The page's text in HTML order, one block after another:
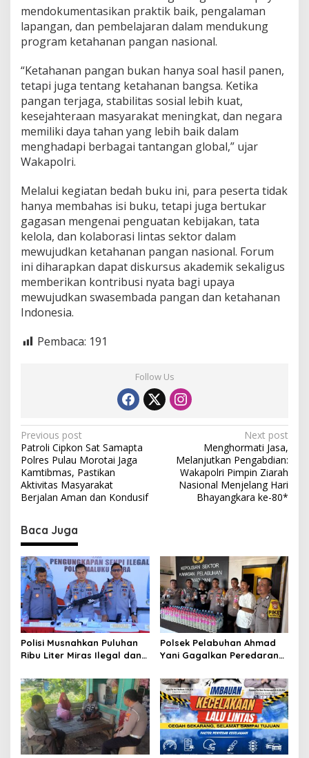
mendokumentasikan praktik baik, pengalaman
lapangan, dan pembelajaran dalam mendukung
program ketahanan pangan nasional.
“Ketahanan pangan bukan hanya soal hasil panen,
tetapi juga tentang ketahanan bangsa. Ketika
pangan terjaga, stabilitas sosial lebih kuat,
kesejahteraan masyarakat meningkat, dan negara
memiliki daya tahan yang lebih baik dalam
menghadapi berbagai tantangan global,” ujar
Wakapolri.
Melalui kegiatan bedah buku ini, para peserta tidak
hanya membahas isi buku, tetapi juga bertukar
gagasan mengenai penguatan kebijakan, tata
kelola, dan kolaborasi lintas sektor dalam
mewujudkan ketahanan pangan nasional. Forum
ini diharapkan dapat diskursus akademik sekaligus
memberikan kontribusi nyata bagi upaya
mewujudkan swasembada pangan dan ketahanan
Indonesia.
Pembaca: 191
Follow Us
P
o
s
t
a
v
i
g
a
t
i
n
Previous post
Patroli Cipkon Sat Samapta
Polres Pulau Morotai Jaga
Kamtibmas, Pastikan
Aktivitas Masyarakat
Berjalan Aman dan Kondusif
Next post
Menghormati Jasa,
Melanjutkan Pengabdian:
Wakapolri Pimpin Ziarah
Nasional Menjelang Hari
Bhayangkara ke-80*
Baca Juga
Polisi Musnahkan Puluhan
Ribu Liter Miras Ilegal dan
Peredaran Senjata Api
Lintas Negara
Polsek Pelabuhan Ahmad
Yani Gagalkan Peredaran
Disembunyikan di Dapur
Kapal